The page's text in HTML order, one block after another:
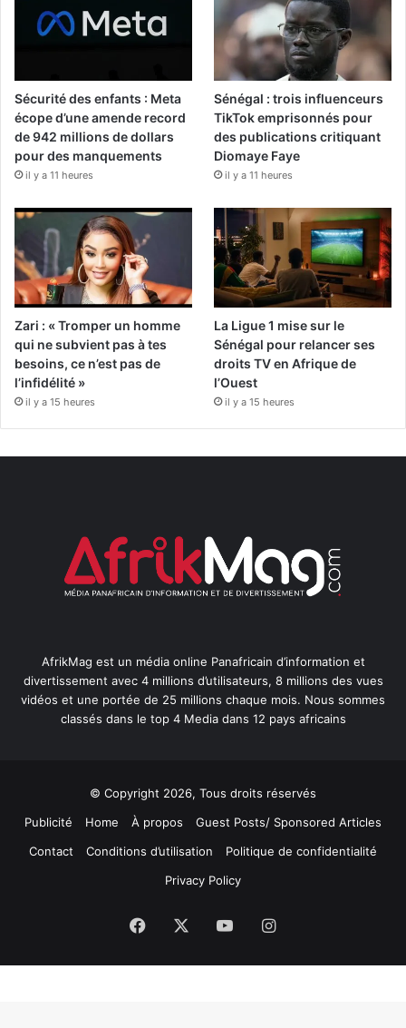
Sécurité des enfants : Meta
écope d’une amende record
de 942 millions de dollars
pour des manquements
il y a 11 heures
Sénégal : trois influenceurs
TikTok emprisonnés pour
des publications critiquant
Diomaye Faye
il y a 11 heures
Zari : « Tromper un homme
qui ne subvient pas à tes
besoins, ce n’est pas de
l’infidélité »
il y a 15 heures
La Ligue 1 mise sur le
Sénégal pour relancer ses
droits TV en Afrique de
l’Ouest
il y a 15 heures
AfrikMag est un média online Panafricain d’information et
divertissement avec 4 millions d’utilisateurs, 8 millions des vues
vidéos et une portée de 25 millions chaque mois. Nous sommes
classés dans le top 4 Media dans 12 pays africains
© Copyright 2026, Tous droits réservés
Publicité
Home À propos
Guest Posts/ Sponsored Articles
Contact
Conditions d’utilisation
Politique de confidentialité
Privacy Policy
Facebook YouTubeInstagram